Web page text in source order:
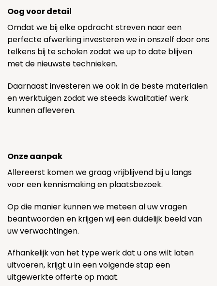
Oog voor detail
Omdat we bij elke opdracht streven naar een
perfecte afwerking investeren we in onszelf door ons
telkens bij te scholen zodat we up to date blijven
met de nieuwste technieken.
Daarnaast investeren we ook in de beste materialen
en werktuigen zodat we steeds kwalitatief werk
kunnen afleveren.
Onze aanpak
Allereerst komen we graag vrijblijvend bij u langs
voor een kennismaking en plaatsbezoek.
Op die manier kunnen we meteen al uw vragen
beantwoorden en krijgen wij een duidelijk beeld van
uw verwachtingen.
Afhankelijk van het type werk dat u ons wilt laten
uitvoeren, krijgt u in een volgende stap een
uitgewerkte offerte op maat.